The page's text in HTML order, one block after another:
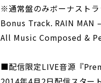
※通常盤のみボーナストラ
Bonus Track. RAIN
All Music Composed &
■配信限定LIVE音源『